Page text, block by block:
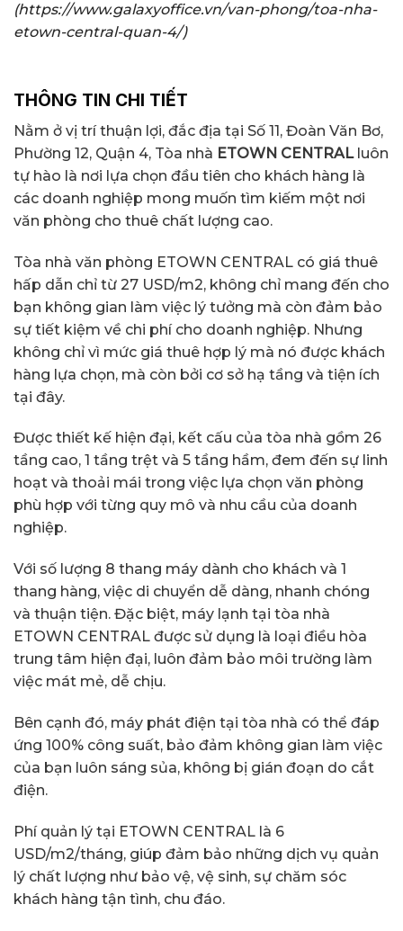
(https://www.galaxyoffice.vn/van-phong/toa-nha-
etown-central-quan-4/)
THÔNG TIN CHI TIẾT
Nằm ở vị trí thuận lợi, đắc địa tại Số 11, Đoàn Văn Bơ,
Phường 12, Quận 4, Tòa nhà ETOWN CENTRALluôn
tự hào là nơi lựa chọn đầu tiên cho khách hàng là
các doanh nghiệp mong muốn tìm kiếm một nơi
văn phòng cho thuê chất lượng cao.
Tòa nhà văn phòng ETOWN CENTRAL có giá thuê
hấp dẫn chỉ từ 27 USD/m2, không chỉ mang đến cho
bạn không gian làm việc lý tưởng mà còn đảm bảo
sự tiết kiệm về chi phí cho doanh nghiệp. Nhưng
không chỉ vì mức giá thuê hợp lý mà nó được khách
hàng lựa chọn, mà còn bởi cơ sở hạ tầng và tiện ích
tại đây.
Được thiết kế hiện đại, kết cấu của tòa nhà gồm 26
tầng cao, 1 tầng trệt và 5 tầng hầm, đem đến sự linh
hoạt và thoải mái trong việc lựa chọn văn phòng
phù hợp với từng quy mô và nhu cầu của doanh
nghiệp.
Với số lượng 8 thang máy dành cho khách và 1
thang hàng, việc di chuyển dễ dàng, nhanh chóng
và thuận tiện. Đặc biệt, máy lạnh tại tòa nhà
ETOWN CENTRAL được sử dụng là loại điều hòa
trung tâm hiện đại, luôn đảm bảo môi trường làm
việc mát mẻ, dễ chịu.
Bên cạnh đó, máy phát điện tại tòa nhà có thể đáp
ứng 100% công suất, bảo đảm không gian làm việc
của bạn luôn sáng sủa, không bị gián đoạn do cắt
điện.
Phí quản lý tại ETOWN CENTRAL là 6
USD/m2/tháng, giúp đảm bảo những dịch vụ quản
lý chất lượng như bảo vệ, vệ sinh, sự chăm sóc
khách hàng tận tình, chu đáo.